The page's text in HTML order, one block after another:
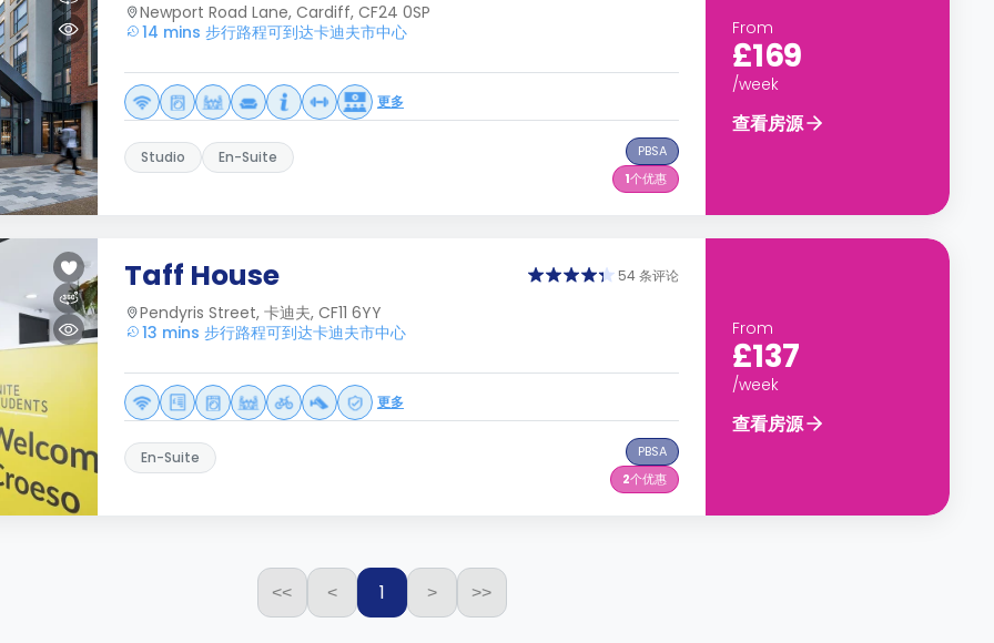
Newport Road Lane, Cardiff, CF24 0SP
14 mins 步行路程可到达卡迪夫市中心
更多
Studio En-Suite
PBSA
1个优惠
From
£169
/week
查看房源
Taff House 54 条评论
Pendyris Street, 卡迪夫, CF11 6YY
13 mins 步行路程可到达卡迪夫市中心
更多
En-Suite
PBSA
2个优惠
From
£137
/week
查看房源
<< < 1 > >>